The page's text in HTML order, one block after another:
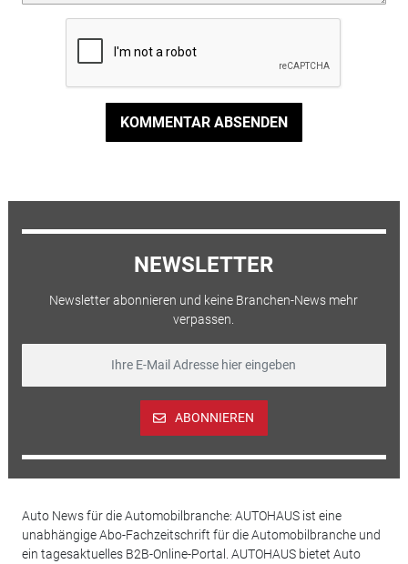
KOMMENTAR ABSENDEN
NEWSLETTER
Newsletter abonnieren und keine Branchen-News mehr
verpassen.
ABONNIEREN
Auto News für die Automobilbranche: AUTOHAUS ist eine
unabhängige Abo-Fachzeitschrift für die Automobilbranche und
ein tagesaktuelles B2B-Online-Portal. AUTOHAUS bietet Auto